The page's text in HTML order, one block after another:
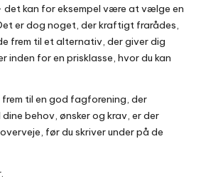
det kan for eksempel være at vælge en
er dog noget, der kraftigt frarådes,
frem til et alternativ, der giver dig
inden for en prisklasse, hvor du kan
frem til en god fagforening, der
behov, ønsker og krav, er der
før du skriver under på de